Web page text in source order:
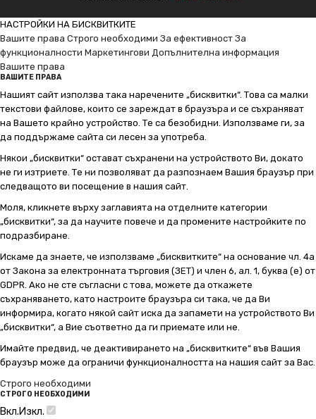
НАСТРОЙКИ НА БИСКВИТКИТЕ
Вашите права Строго необходими За ефективност За
функционалности Маркетингови Допълнителна информация
Вашите права
ВАШИТЕ ПРАВА
Нашият сайт използва така наречените „бисквитки“. Това са малки
текстови файлове, които се зареждат в браузъра и се съхраняват
на Вашето крайно устройство. Те са безобидни. Използваме ги, за
да поддържаме сайта си лесен за употреба.
Някои „бисквитки“ остават съхранени на устройството Ви, докато
не ги изтриете. Те ни позволяват да разпознаем Вашия браузър при
следващото ви посещение в нашия сайт.
Моля, кликнете върху заглавията на отделните категории
„бисквитки“, за да научите повече и да промените настройките по
подразбиране.
Искаме да знаете, че използваме „бисквитките“ на основание чл. 4а
от Закона за електронната търговия (ЗЕТ) и член 6, ал. 1, буква (е) от
GDPR. Ако не сте съгласни с това, можете да откажете
съхраняването, като настроите браузъра си така, че да Ви
информира, когато някой сайт иска да запамети на устройството Ви
„бисквитки“, а Вие съответно да ги приемате или не.
Имайте предвид, че деактивирането на „бисквитките“ във Вашия
браузър може да ограничи функционалността на нашия сайт за Вас.
Строго необходими
СТРОГО НЕОБХОДИМИ
Вкл.Изкл.